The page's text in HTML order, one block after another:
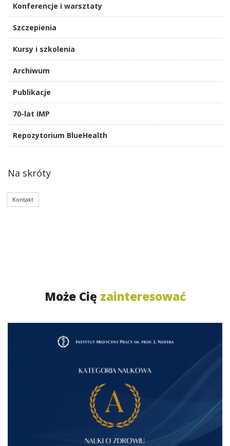
Konferencje i warsztaty
Szczepienia
Kursy i szkolenia
Archiwum
Publikacje
70-lat IMP
Repozytorium BlueHealth
Na skróty
Kontakt
Może Cię zainteresować